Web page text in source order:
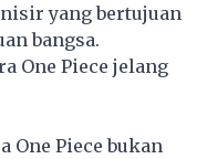
yang bertujuan
bangsa.
One Piece jelang
One Piece bukan